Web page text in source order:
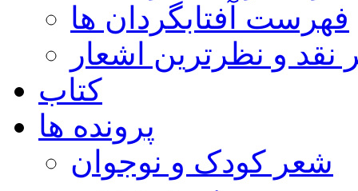
فهرست آفتابگردان ها
نقد و نظرترین اشعار
کتاب
پرونده ها
شعر کودک و نوجوان